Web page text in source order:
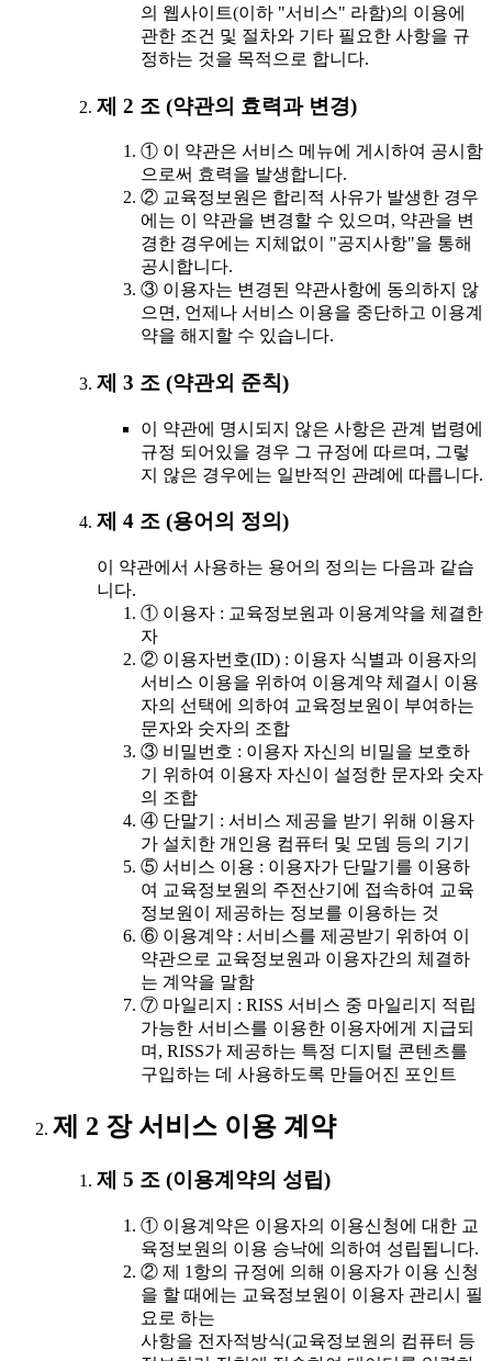
의 웹사이트(이하 "서비스" 라함)의 이용에
관한 조건 및 절차와 기타 필요한 사항을 규
정하는 것을 목적으로 합니다.
제 2 조 (약관의 효력과 변경)
① 이 약관은 서비스 메뉴에 게시하여 공시함
으로써 효력을 발생합니다.
② 교육정보원은 합리적 사유가 발생한 경우
에는 이 약관을 변경할 수 있으며, 약관을 변
경한 경우에는 지체없이 "공지사항"을 통해
공시합니다.
③ 이용자는 변경된 약관사항에 동의하지 않
으면, 언제나 서비스 이용을 중단하고 이용계
약을 해지할 수 있습니다.
제 3 조 (약관외 준칙)
이 약관에 명시되지 않은 사항은 관계 법령에
규정 되어있을 경우 그 규정에 따르며, 그렇
지 않은 경우에는 일반적인 관례에 따릅니다.
제 4 조 (용어의 정의)
이 약관에서 사용하는 용어의 정의는 다음과 같습
니다.
① 이용자 : 교육정보원과 이용계약을 체결한
자
② 이용자번호(ID) : 이용자 식별과 이용자의
서비스 이용을 위하여 이용계약 체결시 이용
자의 선택에 의하여 교육정보원이 부여하는
문자와 숫자의 조합
③ 비밀번호 : 이용자 자신의 비밀을 보호하
기 위하여 이용자 자신이 설정한 문자와 숫자
의 조합
④ 단말기 : 서비스 제공을 받기 위해 이용자
가 설치한 개인용 컴퓨터 및 모뎀 등의 기기
⑤ 서비스 이용 : 이용자가 단말기를 이용하
여 교육정보원의 주전산기에 접속하여 교육
정보원이 제공하는 정보를 이용하는 것
⑥ 이용계약 : 서비스를 제공받기 위하여 이
약관으로 교육정보원과 이용자간의 체결하
는 계약을 말함
⑦ 마일리지 : RISS 서비스 중 마일리지 적립
가능한 서비스를 이용한 이용자에게 지급되
며, RISS가 제공하는 특정 디지털 콘텐츠를
구입하는 데 사용하도록 만들어진 포인트
제 2 장 서비스 이용 계약
제 5 조 (이용계약의 성립)
① 이용계약은 이용자의 이용신청에 대한 교
육정보원의 이용 승낙에 의하여 성립됩니다.
② 제 1항의 규정에 의해 이용자가 이용 신청
을 할 때에는 교육정보원이 이용자 관리시 필
요로 하는
사항을 전자적방식(교육정보원의 컴퓨터 등